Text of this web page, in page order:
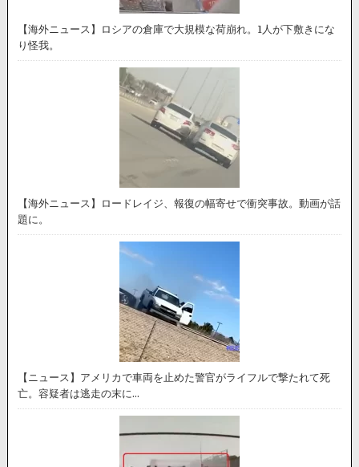
【海外ニュース】ロシアの倉庫で大規模な荷崩れ。1人が下敷きにな
り怪我。
【海外ニュース】ロードレイジ、報復の幅寄せで衝突事故。動画が話
題に。
【ニュース】アメリカで車両を止めた警官がライフルで撃たれて死
亡。容疑者は逃走の末に…